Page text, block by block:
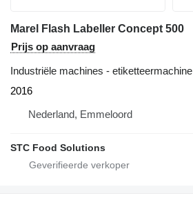
Marel Flash Labeller Concept 500
Prijs op aanvraag
Industriële machines - etiketteermachine
2016
Nederland, Emmeloord
STC Food Solutions